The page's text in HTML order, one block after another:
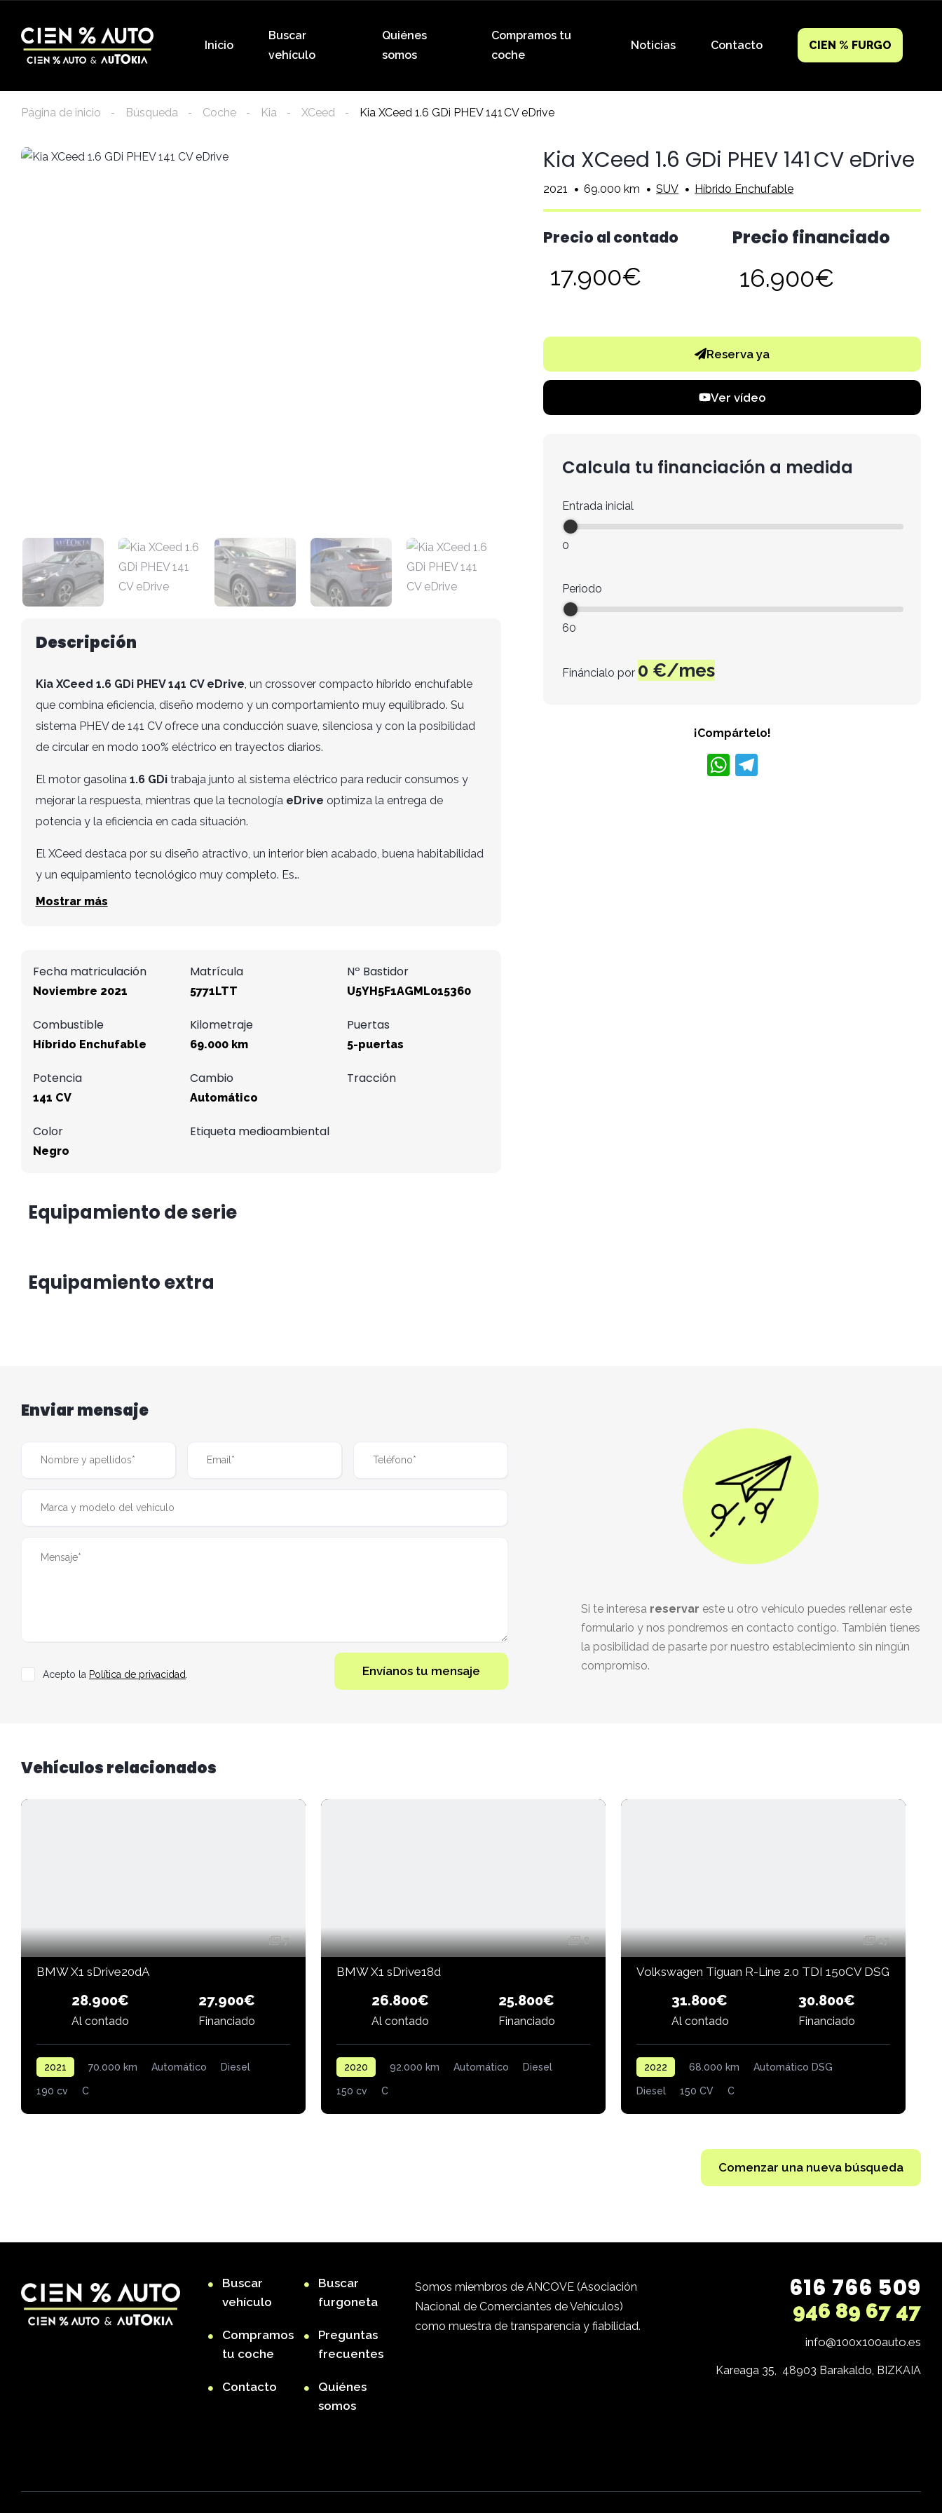
Inicio
Buscar
vehículo
Quiénes
somos
Compramos tu
coche
Noticias Contacto CIEN % FURGO
Página de inicio Búsqueda Coche Kia XCeed Kia XCeed 1.6 GDi PHEV 141 CV eDrive
Descripción
Kia XCeed 1.6 GDi PHEV 141 CV eDrive , un crossover compacto híbrido enchufable
que combina eficiencia, diseño moderno y un comportamiento muy equilibrado. Su
sistema PHEV de 141 CV ofrece una conducción suave, silenciosa y con la posibilidad
de circular en modo 100% eléctrico en trayectos diarios.
El motor gasolina 1.6 GDitrabaja junto al sistema eléctrico para reducir consumos y
mejorar la respuesta, mientras que la tecnología eDrive optimiza la entrega de
potencia y la eficiencia en cada situación.
El XCeed destaca por su diseño atractivo, un interior bien acabado, buena habitabilidad
y un equipamiento tecnológico muy completo. Es…
Mostrar más
Fecha matriculación
Noviembre 2021
Matrícula
5771LTT
Nº Bastidor
U5YH5F1AGML015360
Combustible
Híbrido Enchufable
Kilometraje
69.000 km
Puertas
5-puertas
Potencia
141 CV
Cambio
Automático
Tracción
Color
Negro
Etiqueta medioambiental
Equipamiento de serie
Equipamiento extra
Kia XCeed 1.6 GDi PHEV 141 CV eDrive
2021 69.000 km SUV Híbrido Enchufable
Precio al contado
17.900€
Precio financiado
16.900€
Reserva ya
Ver vídeo
Calcula tu financiación a medida
Entrada inicial
0
Periodo
60
Fináncialo por 0 €/mes
¡Compártelo!
W
Enviar mensaje
Acepto la Política de privacidad. Envíanos tu mensaje
Si te interesa reservar este u otro vehículo puedes rellenar este
formulario y nos pondremos en contacto contigo. También tienes
la posibilidad de pasarte por nuestro establecimiento sin ningún
compromiso.
Vehículos relacionados
7
BMW X1 sDrive20dA
28.900€
Al contado
27.900€
Financiado
2021 70.000 km Automático Diesel
190 cv C
8
BMW X1 sDrive18d
26.800€
Al contado
25.800€
Financiado
2020 92.000 km Automático Diesel
150 cv C
17
Volkswagen Tiguan R-Line 2.0 TDI 150CV DSG
31.800€
Al contado
30.800€
Financiado
2022 68.000 km Automático DSG
Diesel 150 CV C
Comenzar una nueva búsqueda
Buscar
vehículo
Buscar
furgoneta
Compramos
tu coche
Preguntas
frecuentes
Contacto
Quiénes
somos
Somos miembros de ANCOVE (Asociación
Nacional de Comerciantes de Vehículos)
como muestra de transparencia y fiabilidad.
616 766 509
946 89 67 47
info@100x100auto.es
Kareaga 35,  48903 Barakaldo, BIZKAIA